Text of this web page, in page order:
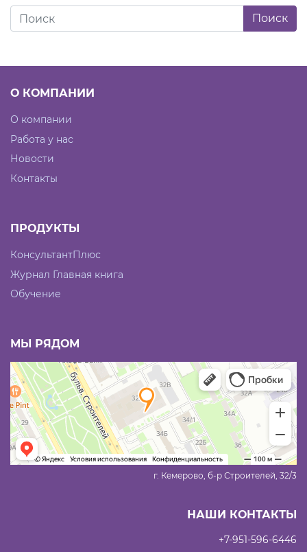
О КОМПАНИИ
О компании
Работа у нас
Новости
Контакты
ПРОДУКТЫ
КонсультантПлюс
Журнал Главная книга
Обучение
МЫ РЯДОМ
г. Кемерово, б-р Строителей, 32/3
НАШИ КОНТАКТЫ
+7-951-596-6446